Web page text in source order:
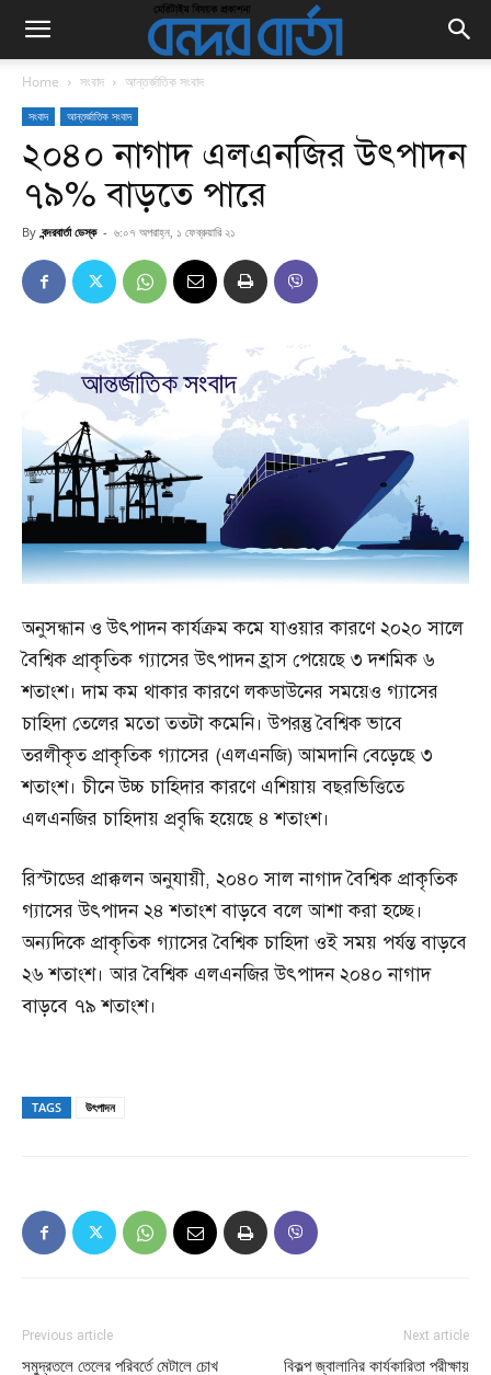
Home সংবাদ আন্তর্জাতিক সংবাদ
সংবাদ আন্তর্জাতিক সংবাদ
২০৪০ নাগাদ এলএনজির উৎপাদন
৭৯% বাড়তে পারে
By বন্দরবার্তা ডেস্ক - ৬:০৭ অপরাহ্ন, ১ ফেব্রুয়ারি ২১
অনুসন্ধান ও উৎপাদন কার্যক্রম কমে যাওয়ার কারণে ২০২০ সালে
বৈশ্বিক প্রাকৃতিক গ্যাসের উৎপাদন হ্রাস পেয়েছে ৩ দশমিক ৬
শতাংশ। দাম কম থাকার কারণে লকডাউনের সময়েও গ্যাসের
চাহিদা তেলের মতো ততটা কমেনি। উপরন্তু বৈশ্বিক ভাবে
তরলীকৃত প্রাকৃতিক গ্যাসের (এলএনজি) আমদানি বেড়েছে ৩
শতাংশ। চীনে উচ্চ চাহিদার কারণে এশিয়ায় বছরভিত্তিতে
এলএনজির চাহিদায় প্রবৃদ্ধি হয়েছে ৪ শতাংশ।
রিস্টাডের প্রাক্কলন অনুযায়ী, ২০৪০ সাল নাগাদ বৈশ্বিক প্রাকৃতিক
গ্যাসের উৎপাদন ২৪ শতাংশ বাড়বে বলে আশা করা হচ্ছে।
অন্যদিকে প্রাকৃতিক গ্যাসের বৈশ্বিক চাহিদা ওই সময় পর্যন্ত বাড়বে
২৬ শতাংশ। আর বৈশ্বিক এলএনজির উৎপাদন ২০৪০ নাগাদ
বাড়বে ৭৯ শতাংশ।
TAGS উৎপাদন
Previous article
সমুদ্রতলে তেলের পরিবর্তে মেটালে চোখ
Next article
বিকল্প জ্বালানির কার্যকারিতা পরীক্ষায়